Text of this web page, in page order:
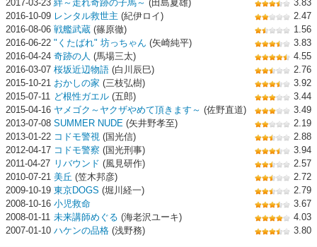
2017-03-23 絆～走れ奇跡の子馬～ (田島夏雄)
3.83
2016-10-09 レンタル救世主 (紀伊ロイ)
2.47
2016-08-06 戦艦武蔵 (篠原徹)
1.56
2016-06-22 "くたばれ" 坊っちゃん (矢崎純平)
3.83
2016-04-24 奇跡の人 (馬場三太)
4.55
2016-03-07 桜坂近辺物語 (白川辰巳)
2.76
2015-10-21 おかしの家 (三枝弘樹)
3.92
2015-07-11 ど根性ガエル (五郎)
3.44
2015-04-16 ヤメゴク～ヤクザやめて頂きます～ (佐野直道)
3.49
2013-07-08 SUMMER NUDE (矢井野孝至)
2.19
2013-01-22 コドモ警視 (国光信)
2.88
2012-04-17 コドモ警察 (国光刑事)
3.94
2011-04-27 リバウンド (風見研作)
2.57
2010-07-21 美丘 (笠木邦彦)
2.72
2009-10-19 東京DOGS (堀川経一)
2.79
2008-10-16 小児救命
3.67
2008-01-11 未来講師めぐる (海老沢ユーキ)
4.03
2007-01-10 ハケンの品格 (浅野務) 3.80